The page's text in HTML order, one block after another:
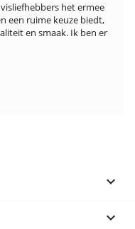
het ermee
een ruime keuze biedt,
en smaak. Ik ben er

